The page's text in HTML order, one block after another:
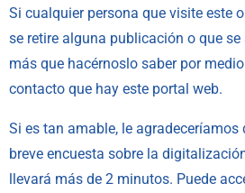
Si cualquier persona que visite este
se retire alguna publicación o que
más que hacérnoslo saber por
contacto que hay este portal web.
Si es tan amable, le agradeceríamos
breve encuesta sobre la
llevará más de 2 minutos. Puede